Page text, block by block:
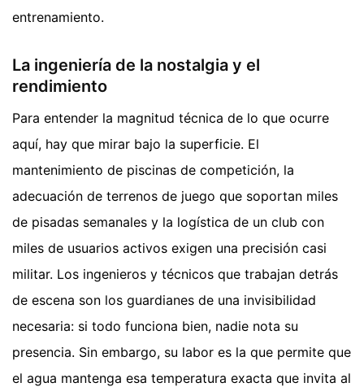
entrenamiento.
La ingeniería de la nostalgia y el
rendimiento
Para entender la magnitud técnica de lo que ocurre
aquí, hay que mirar bajo la superficie. El
mantenimiento de piscinas de competición, la
adecuación de terrenos de juego que soportan miles
de pisadas semanales y la logística de un club con
miles de usuarios activos exigen una precisión casi
militar. Los ingenieros y técnicos que trabajan detrás
de escena son los guardianes de una invisibilidad
necesaria: si todo funciona bien, nadie nota su
presencia. Sin embargo, su labor es la que permite que
el agua mantenga esa temperatura exacta que invita al